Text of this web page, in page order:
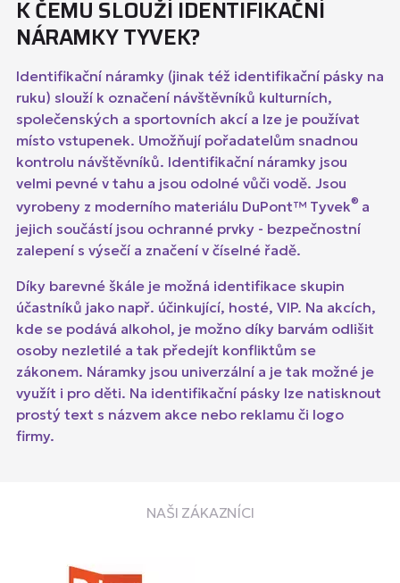
K ČEMU SLOUŽÍ IDENTIFIKAČNÍ
NÁRAMKY TYVEK?
Identifikační náramky (jinak též identifikační pásky na
ruku) slouží k označení návštěvníků kulturních,
společenských a sportovních akcí a lze je používat
místo vstupenek. Umožňují pořadatelům snadnou
kontrolu návštěvníků. Identifikační náramky jsou
velmi pevné v tahu a jsou odolné vůči vodě. Jsou
vyrobeny z moderního materiálu DuPont™ Tyvek® a
jejich součástí jsou ochranné prvky - bezpečnostní
zalepení s výsečí a značení v číselné řadě.
Díky barevné škále je možná identifikace skupin
účastníků jako např. účinkující, hosté, VIP. Na akcích,
kde se podává alkohol, je možno díky barvám odlišit
osoby nezletilé a tak předejít konfliktům se
zákonem. Náramky jsou univerzální a je tak možné je
využít i pro děti. Na identifikační pásky lze natisknout
prostý text s názvem akce nebo reklamu či logo
firmy.
NAŠI ZÁKAZNÍCI